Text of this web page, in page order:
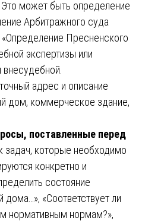
может быть определение
Арбитражного суда
Пресненского
экспертизы или
адрес и описание
дом, коммерческое здание,
поставленные перед
задач, которые необходимо
конкретно и
состояние
дома…», «Соответствует ли
нормативным нормам?»,